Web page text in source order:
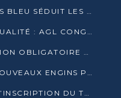
BASSIN DU CONGO : LE FONDS BLEU SÉDUIT LES BAILLEURS À BELÉM
JOURNÉE MONDIALE DE LA QUALITÉ : AGL CONGO FORME ET SENSIBILISE LES JEUNES TALENTS
L’ACPE LANCE LA CERTIFICATION OBLIGATOIRE DES CONTRATS DE TRAVAIL DES TRANSPORTEURS
POINTE-NOIRE SE DOTE DE NOUVEAUX ENGINS POUR L’ASSAINISSEMENT ET L’ENTRETIEN ROUTIER
DES MÉDECINS DEMANDENT L’INSCRIPTION DU TRAITEMENT DU PIED-BOT DANS LES CURSUS UNIVERSITAIRES